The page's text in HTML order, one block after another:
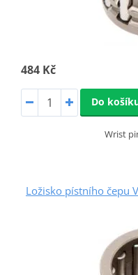
484 Kč
Do
Wrist
Ložisko pístního čepu